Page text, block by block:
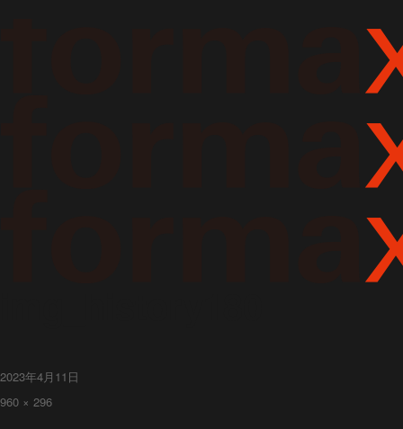
投
稿
2023年4月11日
フ
960 × 296